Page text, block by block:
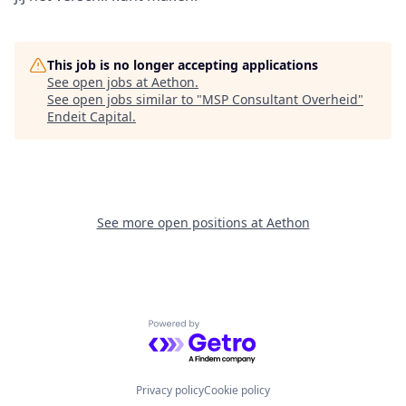
This job is no longer accepting applications
See open jobs at Aethon.
See open jobs similar to "MSP Consultant Overheid"
Endeit Capital.
See more open positions at Aethon
Powered by Getro.com
Privacy policyCookie policy